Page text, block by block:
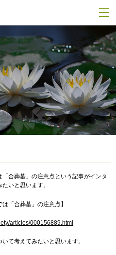
合葬墓」の注意点という記事がインタ
いと思います。
「合葬墓」の注意点】
articles/000156889.html
て考えてみたいと思います。